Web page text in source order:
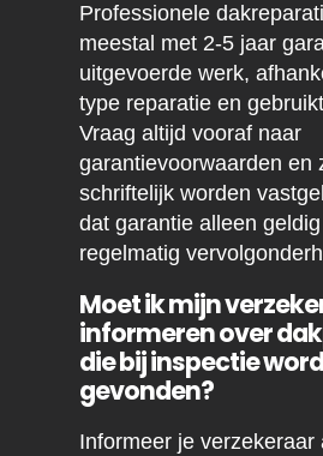
Professionele
meestal met 2-5 jaar
uitgevoerde werk,
type reparatie en
Vraag altijd vooraf naar
garantievoorwaarden en
schriftelijk worden
dat garantie alleen
regelmatig
Moet ik mijn
informeren over
die bij inspectie
gevonden?
Informeer je verzekeraar